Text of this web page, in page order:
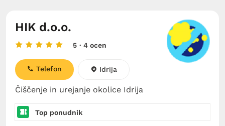
HIK d.o.o.
5 · 4 ocen
Čiščenje in urejanje okolice Idrija
Telefon Idrija
Top ponudnik